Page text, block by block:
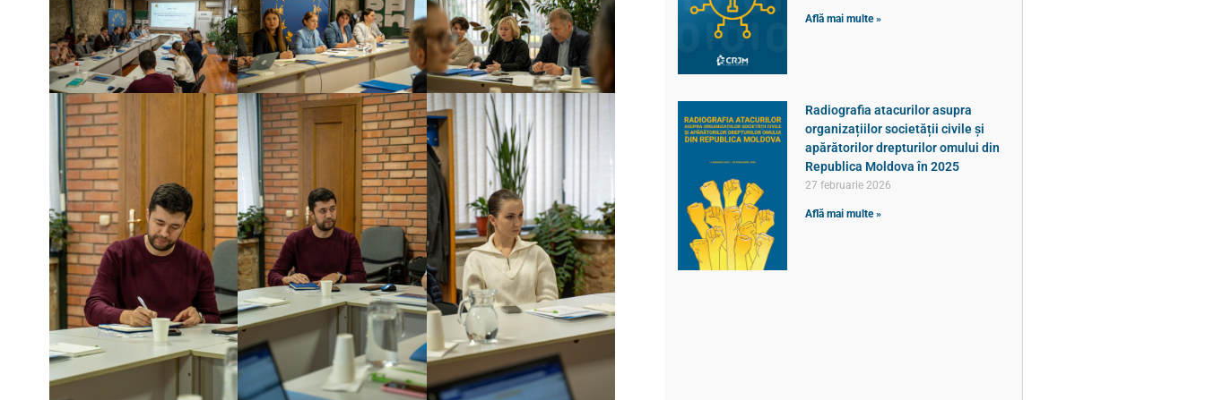
Află mai multe »
Radiografia atacurilor asupra
organizațiilor societății civile și
apărătorilor drepturilor omului din
Republica Moldova în 2025
27 februarie 2026
Află mai multe »